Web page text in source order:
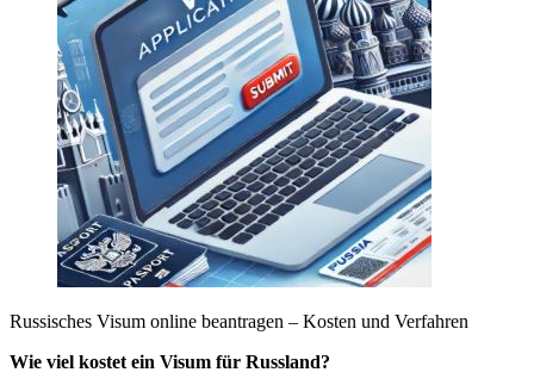
Russisches Visum online beantragen – Kosten und Verfahren
Wie viel kostet ein Visum für Russland?